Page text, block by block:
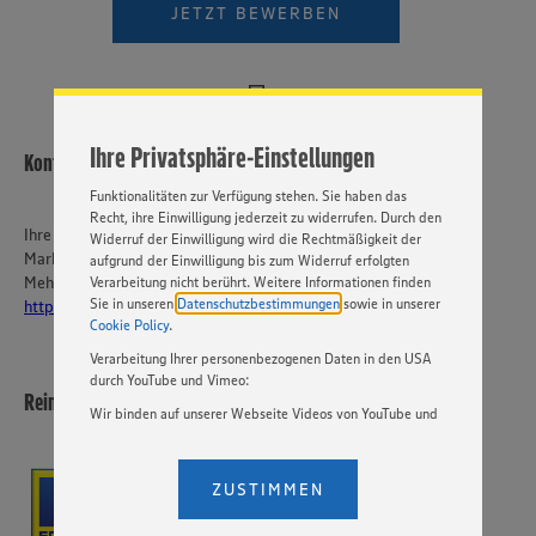
Ihre Privatsphäre-Einstellungen
ermöglichen. Wir verwenden Ihre Daten, um unsere
Website zu personalisieren und Ihnen möglichst relevante
Cookies und anderer Technologien ist freiwillig und kann
„EINSTELLUNGEN ÄNDERN”. Bitte beachten Sie, dass auf
Basis Ihrer Einstellungen ggf. nicht mehr alle
Funktionalitäten zur Verfügung stehen. Sie haben das
Recht, ihre Einwilligung jederzeit zu widerrufen. Durch den
Widerruf der Einwilligung wird die Rechtmäßigkeit der
aufgrund der Einwilligung bis zum Widerruf erfolgten
Verarbeitung nicht berührt. Weitere Informationen finden
Sie in unseren Datenschutzbestimmungen sowie in unserer
Cookie Policy.
Verarbeitung Ihrer personenbezogenen Daten in den USA
durch YouTube und Vimeo:
Wir binden auf unserer Webseite Videos von YouTube und
Einstellungen bezüglich YouTube und Vimeo zu ändern,
ein, dass Ihre Daten (IP-Adresse, Zeitstempel, ggf.
Nutzerverhalten auf unserer Webseite) an die Anbieter der
ZUSTIMMEN
JETZT BEWERBEN
Kontakt
Ihre Ansprechperson
Markus Reinhardt
Mehr über EDEKA Südwest:
https://karriere-edeka.de/
Reinhardt Lebensmittel KG